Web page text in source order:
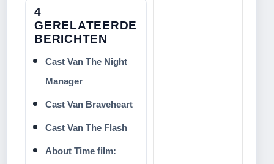
4
GERELATEERDE
BERICHTEN
Cast Van The Night
Manager
Cast Van Braveheart
Cast Van The Flash
About Time film: